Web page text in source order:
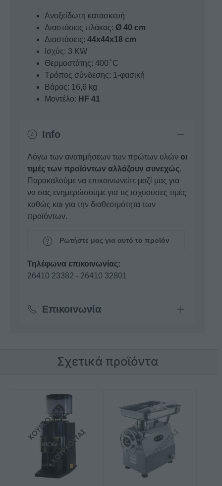
Ανοξείδωτη κατασκευή
Διαστάσεις πλάκας: Ø 40 cm
Διαστάσεις: 44x44x18 cm
Ισχύς: 3 KW
Θερμοστάτης: 400 ̊ C
Τρόπος σύνδεσης: 1-φασική
Βάρος: 16,6 kg
Μοντέλο: HF 41
Info
Λόγω των ανατιμήσεων των πρώτων υλών οι
τιμές των προϊόντων αλλάζουν συνεχώς.
Παρακαλούμε να επικοινωνείτε μαζί μας για
να σας ενημερώσουμε για τις ισχύουσες τιμές
καθώς και για την διαθεσιμότητα των
προϊόντων.
Ρωτήστε μας για αυτό το προϊόν
Τηλέφωνα επικοινωνίας:
26410 23382 - 26410 32801
Επικοινωνία
Σχετικά προϊόντα
πολλαπλές